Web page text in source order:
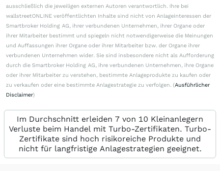
ausschließlich die jeweiligen externen Autoren verantwortlich. Ihre bei
wallstreetONLINE veröffentlichten Inhalte sind nicht von Anlageinteressen der
Smartbroker Holding AG, ihrer verbundenen Unternehmen, ihrer Organe oder
ihrer Mitarbeiter bestimmt und spiegeln nicht notwendigerweise die Meinungen
und Auffassungen ihrer Organe oder ihrer Mitarbeiter bzw. der Organe ihrer
verbundenen Unternehmen wider. Sie sind insbesondere nicht als Aufforderung
durch die Smartbroker Holding AG, ihre verbundenen Unternehmen, ihre Organe
oder ihrer Mitarbeiter zu verstehen, bestimmte Anlageprodukte zu kaufen oder
zu verkaufen oder eine bestimmte Anlagestrategie zu verfolgen. (Ausführlicher
Disclaimer)
Im Durchschnitt erleiden 7 von 10 Kleinanlegern
Verluste beim Handel mit Turbo-Zertifikaten. Turbo-
Zertifikate sind hoch risikoreiche Produkte und
nicht für langfristige Anlagestrategien geeignet.